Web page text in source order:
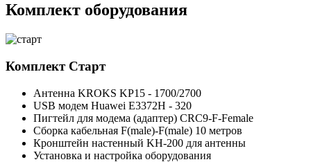
Комплект оборудования
Комплект Старт
Антенна KROKS KP15 - 1700/2700
USB модем Huawei E3372H - 320
Пигтейл для модема (адаптер) CRC9-F-Female
Сборка кабельная F(male)-F(male) 10 метров
Кронштейн настенный KH-200 для антенны
Установка и настройка оборудования